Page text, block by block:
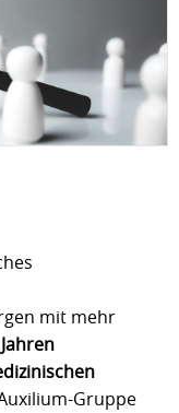
mit mehr
Gruppe